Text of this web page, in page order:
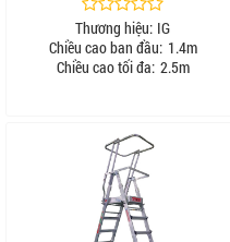
Thương hiệu: IG
Chiều cao ban đầu: 1.4m
Chiều cao tối đa: 2.5m